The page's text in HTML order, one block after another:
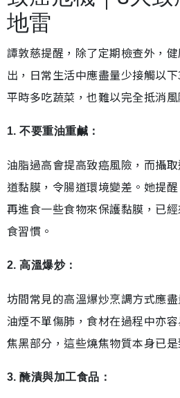
地雷
譚敦慈提醒，除了定期檢查外，
出，日常生活中應盡量少接觸以
平時多吃蔬菜，也難以完全抵消風
1. 不要重油重鹹：
油脂過高會提高致癌風險，而攝
道黏膜，令腸道環境變差。她提
再進食一些食物來保護黏膜，已
食習慣。
2. 高溫爆炒：
坊間常見的高溫爆炒烹調方式應
油煙不單傷肺，食材在過程中亦
焦黑部分，這些燒焦物質本身已是
3. 醃漬與加工食品：